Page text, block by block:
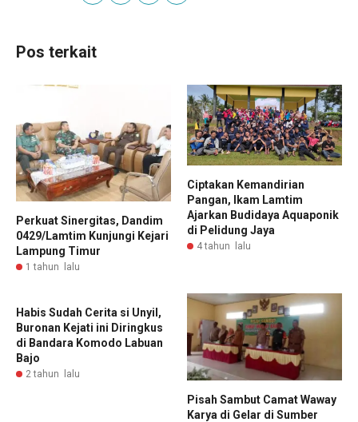
Pos terkait
Perkuat Sinergitas, Dandim
0429/Lamtim Kunjungi Kejari
Lampung Timur
1 tahun lalu
Ciptakan Kemandirian
Pangan, Ikam Lamtim
Ajarkan Budidaya Aquaponik
di Pelidung Jaya
4 tahun lalu
Habis Sudah Cerita si Unyil,
Buronan Kejati ini Diringkus
di Bandara Komodo Labuan
Bajo
2 tahun lalu
Pisah Sambut Camat Waway
Karya di Gelar di Sumber